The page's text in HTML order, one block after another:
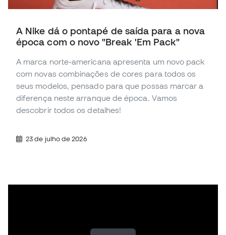
A Nike dá o pontapé de saída para a nova
época com o novo "Break 'Em Pack"
A marca norte-americana apresenta um novo pack
com novas combinações de cores para todos os
seus modelos, pensado para que possas marcar a
diferença neste arranque de época. Vamos
descobrir todos os detalhes!
23 de julho de 2026